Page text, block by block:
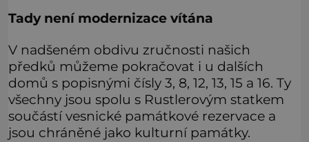
Tady není modernizace vítána
V nadšeném obdivu zručnosti našich
předků můžeme pokračovat i u dalších
domů s popisnými čísly 3, 8, 12, 13, 15 a 16. Ty
všechny jsou spolu s Rustlerovým statkem
součástí vesnické památkové rezervace a
jsou chráněné jako kulturní památky.